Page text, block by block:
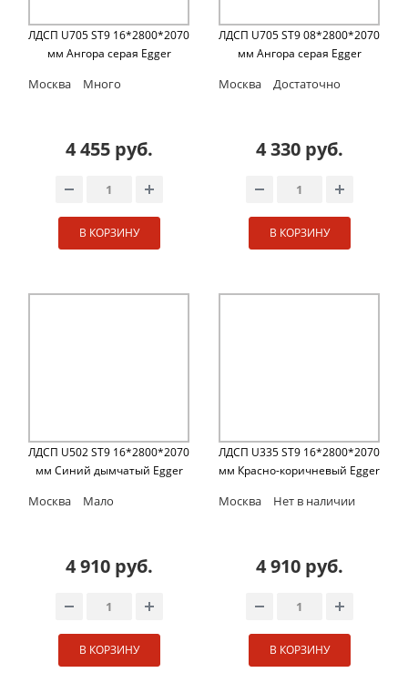
ЛДСП U705 ST9 16*2800*2070
мм Ангора серая Egger
Москва Много
4 455 руб.
В КОРЗИНУ
ЛДСП U705 ST9 08*2800*2070
мм Ангора серая Egger
Москва Достаточно
4 330 руб.
В КОРЗИНУ
ЛДСП U502 ST9 16*2800*2070
мм Синий дымчатый Egger
Москва Мало
4 910 руб.
В КОРЗИНУ
ЛДСП U335 ST9 16*2800*2070
мм Красно-коричневый Egger
Москва Нет в наличии
4 910 руб.
В КОРЗИНУ